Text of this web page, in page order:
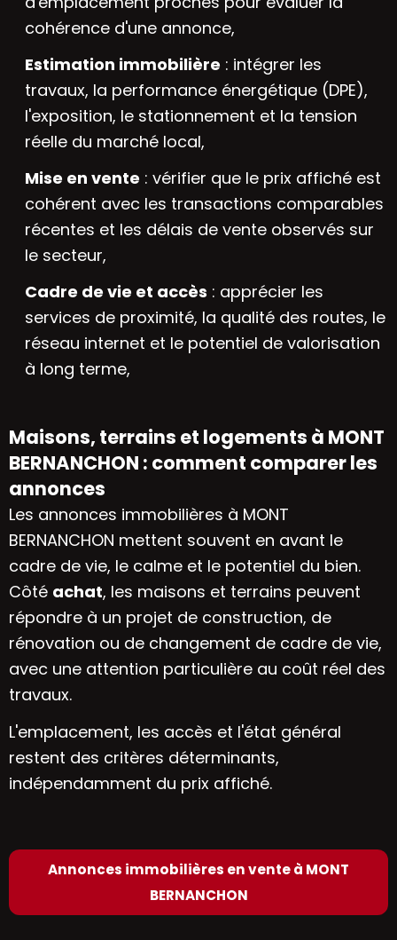
cohérence d'une annonce,
Estimation immobilière : intégrer les
travaux, la performance énergétique (DPE),
l'exposition, le stationnement et la tension
réelle du marché local,
Mise en vente : vérifier que le prix affiché est
cohérent avec les transactions comparables
récentes et les délais de vente observés sur
le secteur,
Cadre de vie et accès : apprécier les
services de proximité, la qualité des routes, le
réseau internet et le potentiel de valorisation
à long terme,
Maisons, terrains et logements à MONT
BERNANCHON : comment comparer les
annonces
Les annonces immobilières à MONT
BERNANCHON mettent souvent en avant le
cadre de vie, le calme et le potentiel du bien.
Côté achat, les maisons et terrains peuvent
répondre à un projet de construction, de
rénovation ou de changement de cadre de vie,
avec une attention particulière au coût réel des
travaux.
L'emplacement, les accès et l'état général
restent des critères déterminants,
indépendamment du prix affiché.
Annonces immobilières en vente à MONT
BERNANCHON